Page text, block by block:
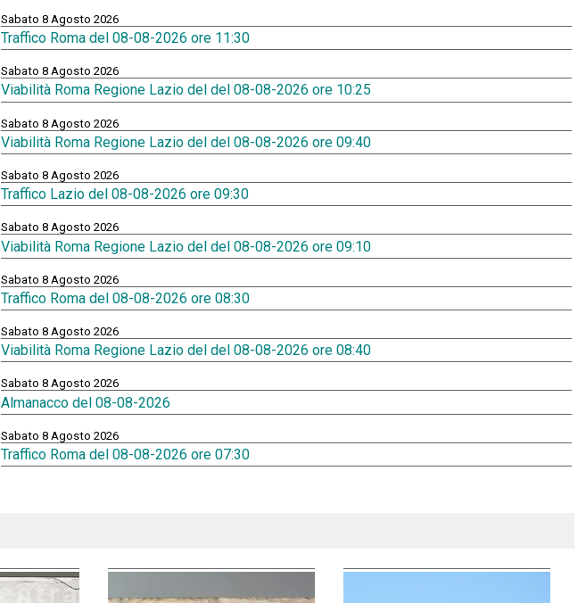
Sabato 8 Agosto 2026
Traffico Roma del 08-08-2026 ore 11:30
Sabato 8 Agosto 2026
Viabilità Roma Regione Lazio del del 08-08-2026 ore 10:25
Sabato 8 Agosto 2026
Viabilità Roma Regione Lazio del del 08-08-2026 ore 09:40
Sabato 8 Agosto 2026
Traffico Lazio del 08-08-2026 ore 09:30
Sabato 8 Agosto 2026
Viabilità Roma Regione Lazio del del 08-08-2026 ore 09:10
Sabato 8 Agosto 2026
Traffico Roma del 08-08-2026 ore 08:30
Sabato 8 Agosto 2026
Viabilità Roma Regione Lazio del del 08-08-2026 ore 08:40
Sabato 8 Agosto 2026
Almanacco del 08-08-2026
Sabato 8 Agosto 2026
Traffico Roma del 08-08-2026 ore 07:30